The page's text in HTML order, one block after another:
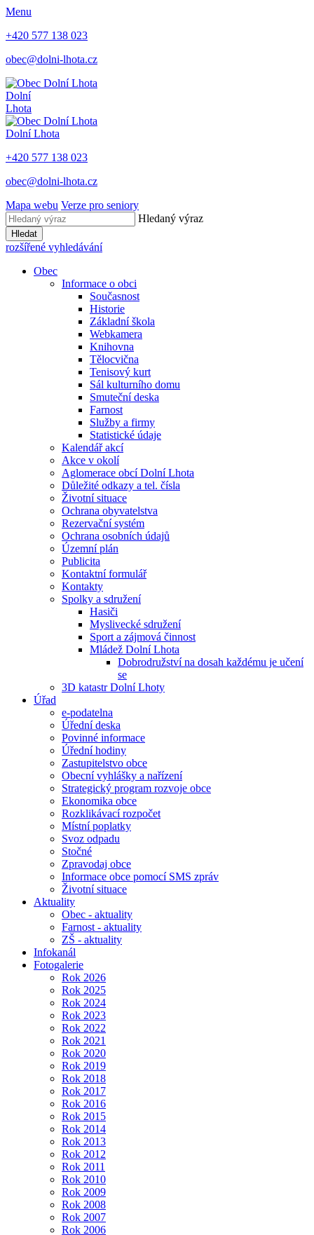
Menu
+420 577 138 023
obec@dolni-lhota.cz
Dolní
Lhota
Dolní Lhota
+420 577 138 023
obec@dolni-lhota.cz
Mapa webu Verze pro seniory
Hledaný výraz
Hledat
rozšířené vyhledávání
Obec
Informace o obci
Současnost
Historie
Základní škola
Webkamera
Knihovna
Tělocvična
Tenisový kurt
Sál kulturního domu
Smuteční deska
Farnost
Služby a firmy
Statistické údaje
Kalendář akcí
Akce v okolí
Aglomerace obcí Dolní Lhota
Důležité odkazy a tel. čísla
Životní situace
Ochrana obyvatelstva
Rezervační systém
Ochrana osobních údajů
Územní plán
Publicita
Kontaktní formulář
Kontakty
Spolky a sdružení
Hasiči
Myslivecké sdružení
Sport a zájmová činnost
Mládež Dolní Lhota
Dobrodružství na dosah každému je učení
se
3D katastr Dolní Lhoty
Úřad
e-podatelna
Úřední deska
Povinné informace
Úřední hodiny
Zastupitelstvo obce
Obecní vyhlášky a nařízení
Strategický program rozvoje obce
Ekonomika obce
Rozklikávací rozpočet
Místní poplatky
Svoz odpadu
Stočné
Zpravodaj obce
Informace obce pomocí SMS zpráv
Životní situace
Aktuality
Obec - aktuality
Farnost - aktuality
ZŠ - aktuality
Infokanál
Fotogalerie
Rok 2026
Rok 2025
Rok 2024
Rok 2023
Rok 2022
Rok 2021
Rok 2020
Rok 2019
Rok 2018
Rok 2017
Rok 2016
Rok 2015
Rok 2014
Rok 2013
Rok 2012
Rok 2011
Rok 2010
Rok 2009
Rok 2008
Rok 2007
Rok 2006